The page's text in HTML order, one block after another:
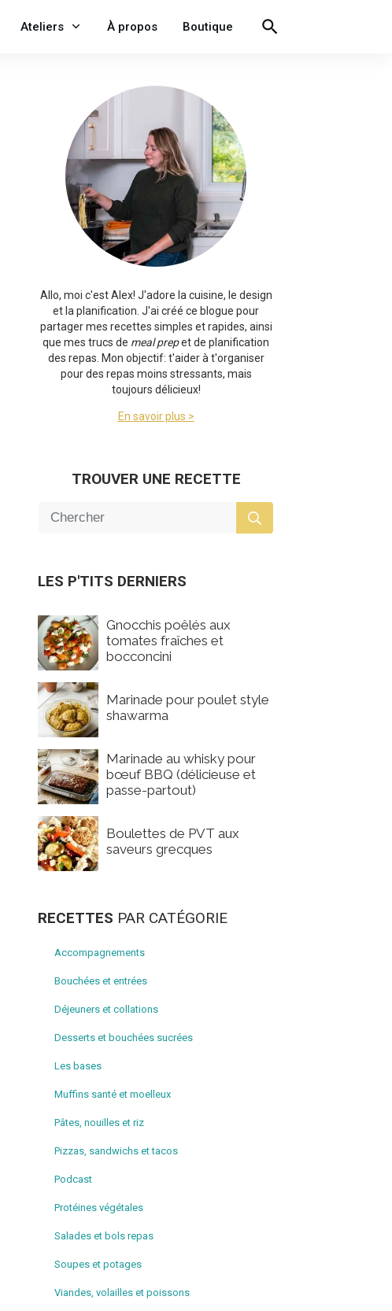
Ateliers À propos Boutique
Allo, moi c'est Alex! J'adore la cuisine, le design
et la planification. J'ai créé ce blogue pour
partager mes recettes simples et rapides, ainsi
que mes trucs de meal prepet de planification
des repas. Mon objectif: t'aider à t'organiser
pour des repas moins stressants, mais
toujours délicieux!
En savoir plus >
TROUVER UNE RECETTE
LES P'TITS DERNIERS
Gnocchis poêlés aux
tomates fraîches et
bocconcini
Marinade pour poulet style
shawarma
Marinade au whisky pour
bœuf BBQ (délicieuse et
passe-partout)
Boulettes de PVT aux
saveurs grecques
RECETTES PAR CATÉGORIE
Accompagnements
Bouchées et entrées
Déjeuners et collations
Desserts et bouchées sucrées
Les bases
Muffins santé et moelleux
Pâtes, nouilles et riz
Pizzas, sandwichs et tacos
Podcast
Protéines végétales
Salades et bols repas
Soupes et potages
Viandes, volailles et poissons